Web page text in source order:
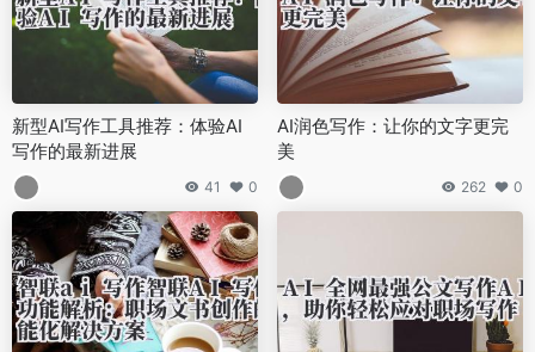
新型AI写作工具推荐：体验AI
写作的最新进展
41 0
AI润色写作：让你的文字更完
美
262 0